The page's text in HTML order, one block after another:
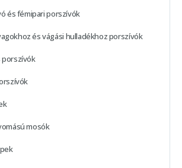
és fémipari porszívók
és vágási hulladékhoz porszívók
porszívók
mosók